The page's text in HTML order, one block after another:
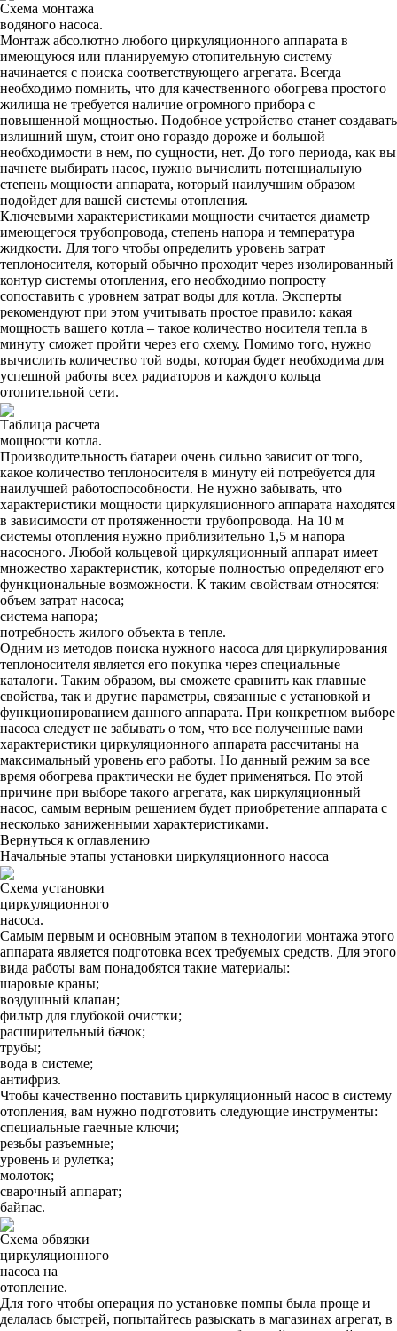
Схема монтажа
водяного насоса.
Монтаж абсолютно любого циркуляционного аппарата в
имеющуюся или планируемую отопительную систему
начинается с поиска соответствующего агрегата. Всегда
необходимо помнить, что для качественного обогрева простого
жилища не требуется наличие огромного прибора с
повышенной мощностью. Подобное устройство станет создавать
излишний шум, стоит оно гораздо дороже и большой
необходимости в нем, по сущности, нет. До того периода, как вы
начнете выбирать насос, нужно вычислить потенциальную
степень мощности аппарата, который наилучшим образом
подойдет для вашей системы отопления.
Ключевыми характеристиками мощности считается диаметр
имеющегося трубопровода, степень напора и температура
жидкости. Для того чтобы определить уровень затрат
теплоносителя, который обычно проходит через изолированный
контур системы отопления, его необходимо попросту
сопоставить с уровнем затрат воды для котла. Эксперты
рекомендуют при этом учитывать простое правило: какая
мощность вашего котла – такое количество носителя тепла в
минуту сможет пройти через его схему. Помимо того, нужно
вычислить количество той воды, которая будет необходима для
успешной работы всех радиаторов и каждого кольца
отопительной сети.
Таблица расчета
мощности котла.
Производительность батареи очень сильно зависит от того,
какое количество теплоносителя в минуту ей потребуется для
наилучшей работоспособности. Не нужно забывать, что
характеристики мощности циркуляционного аппарата находятся
в зависимости от протяженности трубопровода. На 10 м
системы отопления нужно приблизительно 1,5 м напора
насосного. Любой кольцевой циркуляционный аппарат имеет
множество характеристик, которые полностью определяют его
функциональные возможности. К таким свойствам относятся:
объем затрат насоса;
система напора;
потребность жилого объекта в тепле.
Одним из методов поиска нужного насоса для циркулирования
теплоносителя является его покупка через специальные
каталоги. Таким образом, вы сможете сравнить как главные
свойства, так и другие параметры, связанные с установкой и
функционированием данного аппарата. При конкретном выборе
насоса следует не забывать о том, что все полученные вами
характеристики циркуляционного аппарата рассчитаны на
максимальный уровень его работы. Но данный режим за все
время обогрева практически не будет применяться. По этой
причине при выборе такого агрегата, как циркуляционный
насос, самым верным решением будет приобретение аппарата с
несколько заниженными характеристиками.
Вернуться к оглавлению
Начальные этапы установки циркуляционного насоса
Схема установки
циркуляционного
насоса.
Самым первым и основным этапом в технологии монтажа этого
аппарата является подготовка всех требуемых средств. Для этого
вида работы вам понадобятся такие материалы:
шаровые краны;
воздушный клапан;
фильтр для глубокой очистки;
расширительный бачок;
трубы;
вода в системе;
антифриз.
Чтобы качественно поставить циркуляционный насос в систему
отопления, вам нужно подготовить следующие инструменты:
специальные гаечные ключи;
резьбы разъемные;
уровень и рулетка;
молоток;
сварочный аппарат;
байпас.
Схема обвязки
циркуляционного
насоса на
отопление.
Для того чтобы операция по установке помпы была проще и
делалась быстрей, попытайтесь разыскать в магазинах агрегат, в